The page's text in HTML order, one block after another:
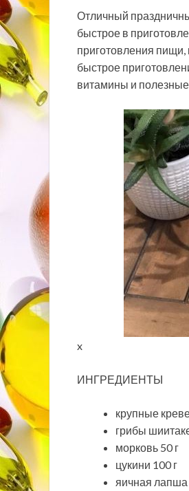
Отличный
быстрое в
приготовления пищи,
быстрое
витамины и
x
ИНГРЕДИЕНТЫ
крупные
грибы
морковь 50 г
цукини 100 г
яичная лапша